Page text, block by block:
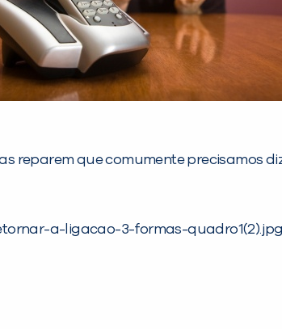
reparem que comumente precisamos